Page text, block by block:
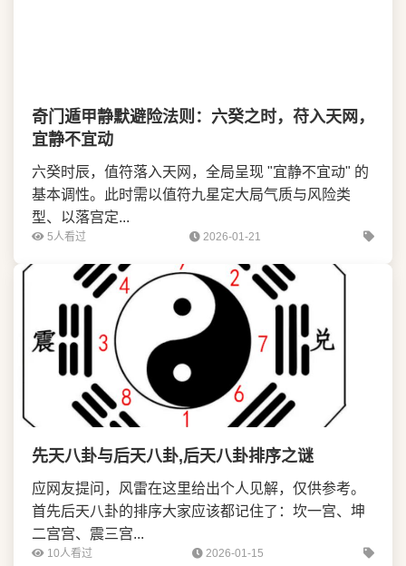
奇门遁甲静默避险法则：六癸之时，苻入天网，
宜静不宜动
六癸时辰，值符落入天网，全局呈现 "宜静不宜动" 的
基本调性。此时需以值符九星定大局气质与风险类
型、以落宫定...
5人看过 2026-01-21
先天八卦与后天八卦,后天八卦排序之谜
应网友提问，风雷在这里给出个人见解，仅供参考。
首先后天八卦的排序大家应该都记住了：坎一宫、坤
二宫宫、震三宫...
10人看过 2026-01-15